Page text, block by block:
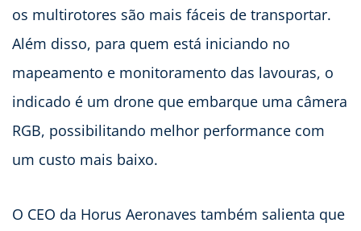
os multirotores são mais fáceis de transportar.
Além disso, para quem está iniciando no
mapeamento e monitoramento das lavouras, o
indicado é um drone que embarque uma câmera
RGB, possibilitando melhor performance com
um custo mais baixo.
O CEO da Horus Aeronaves também salienta que